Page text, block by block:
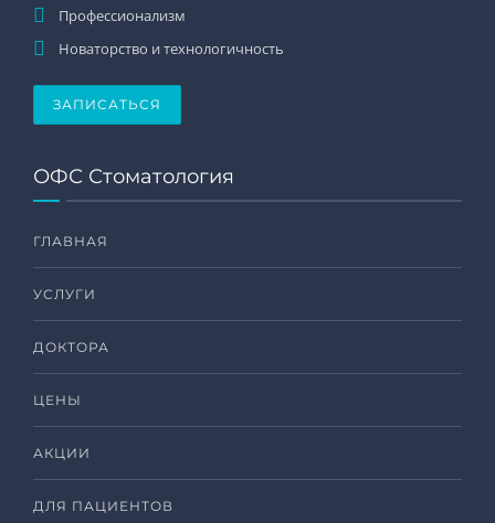
Профессионализм
Новаторство и технологичность
ЗАПИСАТЬСЯ
ОФС Стоматология
ГЛАВНАЯ
УСЛУГИ
ДОКТОРА
ЦЕНЫ
АКЦИИ
ДЛЯ ПАЦИЕНТОВ